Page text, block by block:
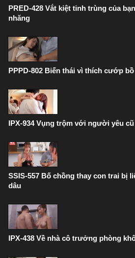
PRED-428 Vắt kiệt tinh trùng của
nhăng
PPPD-802 Biến thái vì thích cướp
IPX-934 Vụng trộm với người yêu
SSIS-557 Bố chồng thay con trai bị
dâu
IPX-438 Về nhà cô trưởng phòng